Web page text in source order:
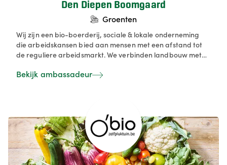
Den Diepen Boomgaard
Groenten
Wij zijn een bio-boerderij, sociale & lokale onderneming
die arbeidskansen bied aan mensen met een afstand tot
de reguliere arbeidsmarkt. We verbinden landbouw met
een job vinden en producten te verkopen via onze
Beleving
Bekijk ambassadeur